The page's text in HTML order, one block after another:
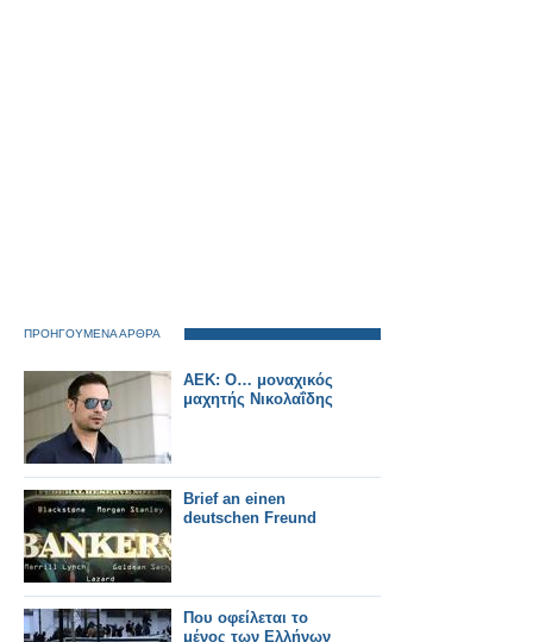
ΠΡΟΗΓΟΥΜΕΝΑ ΑΡΘΡΑ
AEK: Ο… μοναχικός
μαχητής Νικολαΐδης
Brief an einen
deutschen Freund
Που οφείλεται το
μένος των Ελλήνων